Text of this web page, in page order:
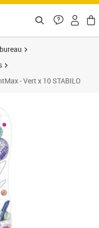
- Vert x 10 STABILO